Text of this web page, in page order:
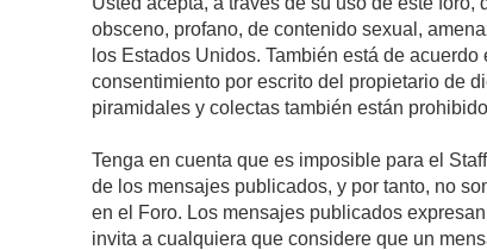
obsceno, profano, de contenido sexual,
los Estados Unidos. También está de
consentimiento por escrito del propietario de
piramidales y colectas también están
Tenga en cuenta que es imposible para el
de los mensajes publicados, y por tanto, no
en el Foro. Los mensajes publicados
invita a cualquiera que considere que un